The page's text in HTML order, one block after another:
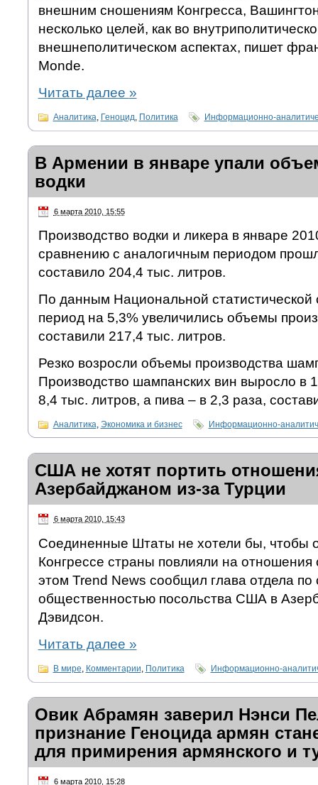
внешним сношениям Конгресса,
несколько целей, как во
внешнеполитическом аспектах, пишет
Monde.
Читать далее »
Аналитика Геноцид Политика Информационно-
В Армении в январе упали
водки
6 марта 2010, 15:55
Производство водки и ликера в январе
сравнению с аналогичным периодом
составило 204,4 тыс. литров.
По данным Национальной статистической
период на 5,3% увеличились объемы
составили 217,4 тыс. литров.
Резко возросли объемы производства
Производство шампанских вин выросло в
8,4 тыс. литров, а пива – в 2,3 раза,
Аналитика, Экономика и бизнес Информационно-
США не хотят портить
Азербайджаном из-за Турции
6 марта 2010, 15:43
Соединенные Штаты не хотели бы, чтобы
Конгрессе страны повлияли на
этом Trend News сообщил глава отдела по
общественностью посольства США в
Дэвидсон.
Читать далее »
В мире, Комментарии, Политика Информационно-
Овик Абрамян заверил Нэнси
признание Геноцида армян
для примирения армянского и
6 марта 2010, 15:28